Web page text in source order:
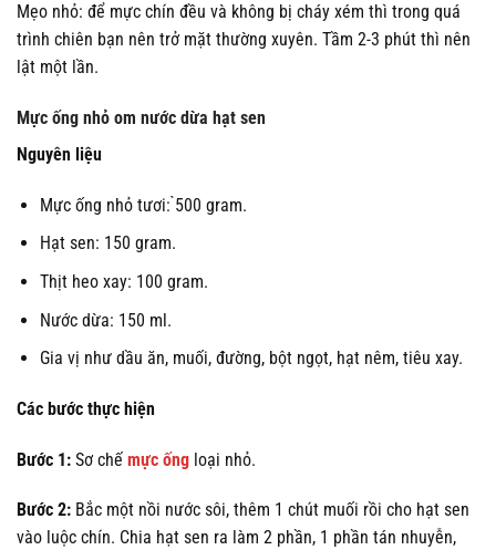
Mẹo nhỏ: để mực chín đều và không bị cháy xém thì trong quá
trình chiên bạn nên trở mặt thường xuyên. Tầm 2-3 phút thì nên
lật một lần.
Mực ống nhỏ om nước dừa hạt sen
Nguyên liệu
Mực ống nhỏ tươi: ̀500 gram.
Hạt sen: 150 gram.
Thịt heo xay: 100 gram.
Nước dừa: 150 ml.
Gia vị như dầu ăn, muối, đường, bột ngọt, hạt nêm, tiêu xay.
Các bước thực hiện
Bước 1: Sơ chế mực ống loại nhỏ.
Bước 2: Bắc một nồi nước sôi, thêm 1 chút muối rồi cho hạt sen
vào luộc chín. Chia hạt sen ra làm 2 phần, 1 phần tán nhuyễn,